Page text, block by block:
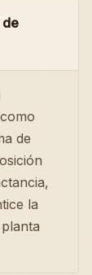
de
de
la